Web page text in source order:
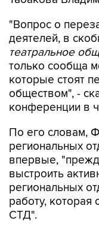
"Вопрос о
деятелей, в
театральное
только сообща
которые стоят
обществом", -
конференции в
По его словам,
региональных
впервые,
выстроить
региональных
работу,
СТД".